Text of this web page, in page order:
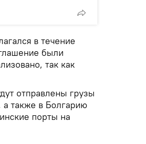
в течение
были
так как
отправлены грузы
а также в Болгарию
порты на